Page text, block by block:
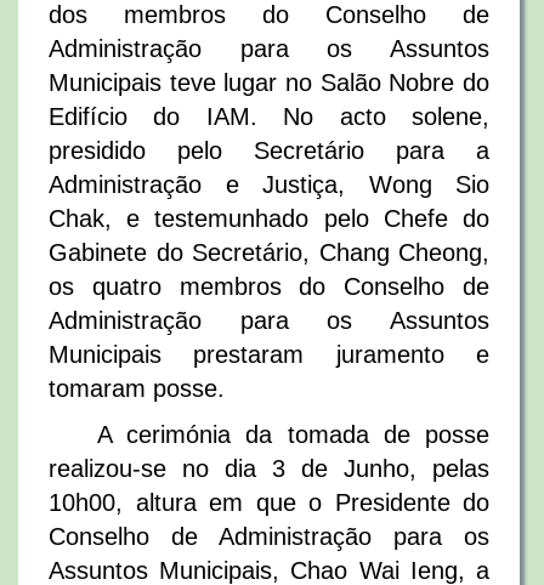
dos membros do Conselho de
Administração para os Assuntos
Municipais teve lugar no Salão Nobre do
Edifício do IAM. No acto solene,
presidido pelo Secretário para a
Administração e Justiça, Wong Sio
Chak, e testemunhado pelo Chefe do
Gabinete do Secretário, Chang Cheong,
os quatro membros do Conselho de
Administração para os Assuntos
Municipais prestaram juramento e
tomaram posse.
A cerimónia da tomada de posse
realizou-se no dia 3 de Junho, pelas
10h00, altura em que o Presidente do
Conselho de Administração para os
Assuntos Municipais, Chao Wai Ieng, a